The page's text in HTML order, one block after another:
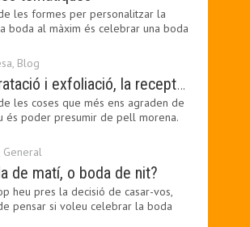
les formes per personalitzar la
boda al màxim és celebrar una boda
, Blog
Hidratació i exfoliació, la recepta per mantenir el bronzejat
les coses que més ens agraden de
és poder presumir de pell morena.
General
de matí, o boda de nit?
heu pres la decisió de casar-vos,
pensar si voleu celebrar la boda